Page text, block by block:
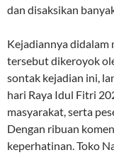
dan disaksikan
Kejadiannya didalam
tersebut dikeroyok
sontak kejadian ini,
hari Raya Idul Fitri
masyarakat, serta
Dengan ribuan
keperhatinan. Toko